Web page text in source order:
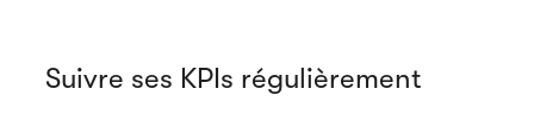
Suivre ses KPIs régulièrement